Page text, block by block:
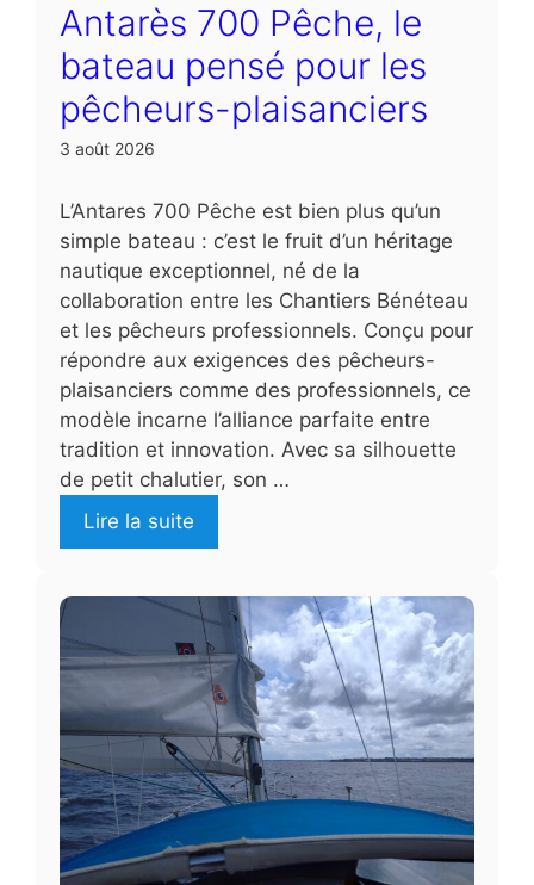
Antarès 700 Pêche, le
bateau pensé pour les
pêcheurs-plaisanciers
3 août 2026
L’Antares 700 Pêche est bien plus qu’un
simple bateau : c’est le fruit d’un héritage
nautique exceptionnel, né de la
collaboration entre les Chantiers Bénéteau
et les pêcheurs professionnels. Conçu pour
répondre aux exigences des pêcheurs-
plaisanciers comme des professionnels, ce
modèle incarne l’alliance parfaite entre
tradition et innovation. Avec sa silhouette
de petit chalutier, son …
Lire la suite